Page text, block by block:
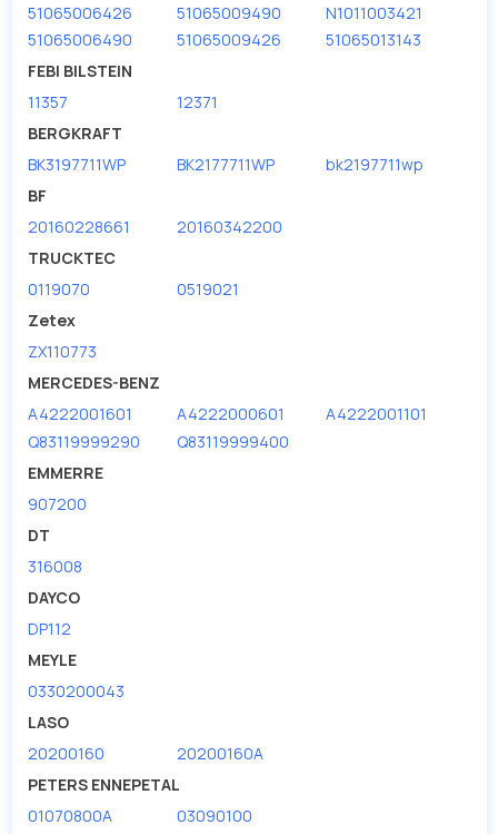
Мы продаем сертифицированные колодки тормозные
дисковые с гарантией от производителя PETERS ENNEPETAL.
51065006426
51065009490
N1011003421
51065006490
51065009426
51065013143
FEBI BILSTEIN
11357
12371
BERGKRAFT
BK3197711WP
BK2177711WP
bk2197711wp
BF
20160228661
20160342200
TRUCKTEC
0119070
0519021
Zetex
ZX110773
MERCEDES-BENZ
A4222001601
A4222000601
A4222001101
Q83119999290
Q83119999400
EMMERRE
907200
DT
316008
DAYCO
DP112
MEYLE
0330200043
LASO
20200160
20200160A
PETERS ENNEPETAL
01070800A
03090100